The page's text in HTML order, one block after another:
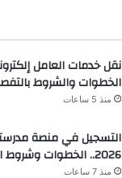
نقل خدمات العامل
الخطوات والشروط
منذ 5 ساعات
التسجيل في منصة
2026.. الخطوات وشروط الدخول
منذ 7 ساعات